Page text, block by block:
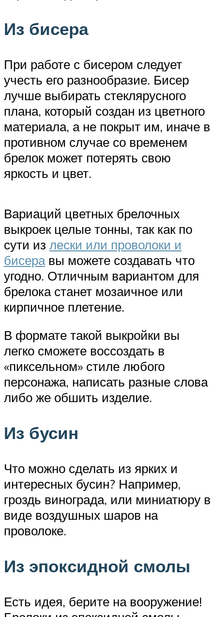
Из бисера
При работе с бисером следует
учесть его разнообразие. Бисер
лучше выбирать стеклярусного
плана, который создан из цветного
материала, а не покрыт им, иначе в
противном случае со временем
брелок может потерять свою
яркость и цвет.
Вариаций цветных брелочных
выкроек целые тонны, так как по
сути из лески или проволоки и
бисеравы можете создавать что
угодно. Отличным вариантом для
брелока станет мозаичное или
кирпичное плетение.
В формате такой выкройки вы
легко сможете воссоздать в
«пиксельном» стиле любого
персонажа, написать разные слова
либо же обшить изделие.
Из бусин
Что можно сделать из ярких и
интересных бусин? Например,
гроздь винограда, или миниатюру в
виде воздушных шаров на
проволоке.
Из эпоксидной смолы
Есть идея, берите на вооружение!